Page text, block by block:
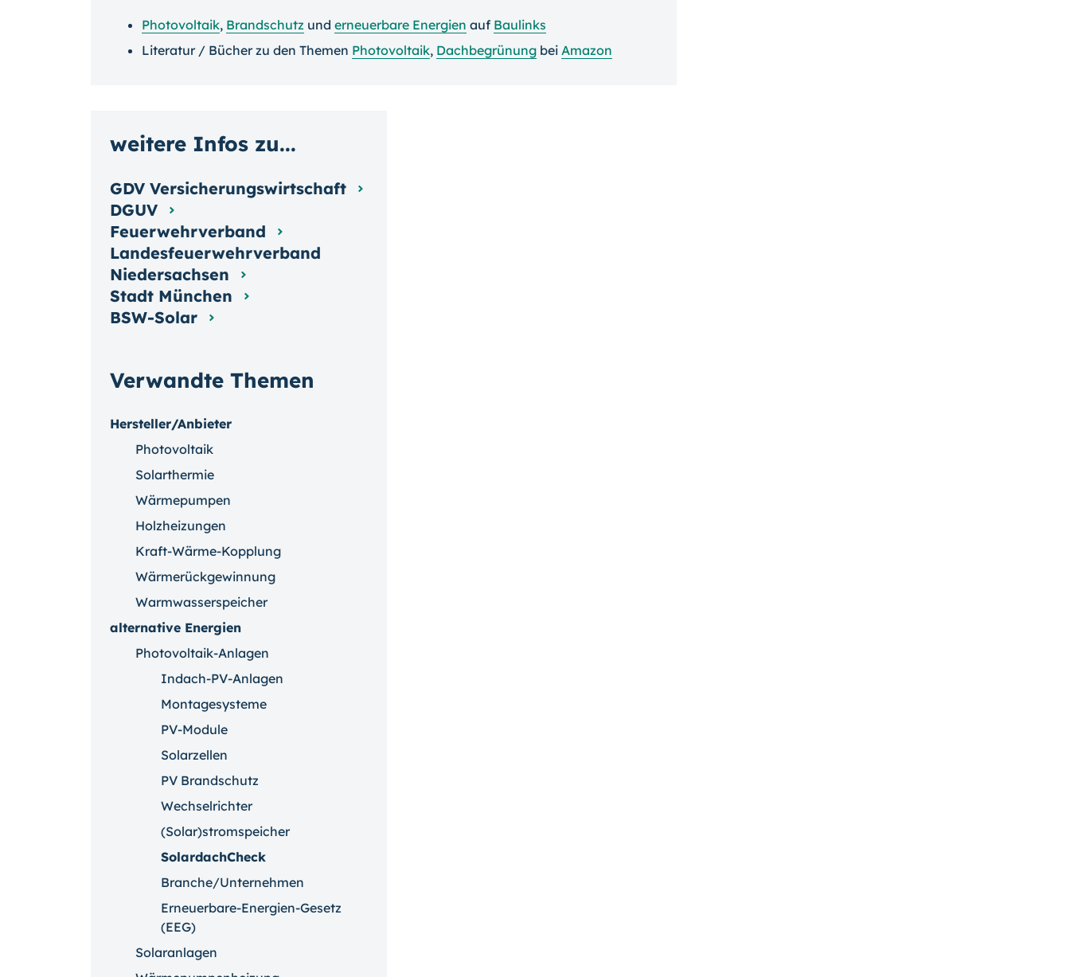
Photovoltaik, Brandschutz und erneuerbare Energien auf Baulinks
Literatur / Bücher zu den Themen Photovoltaik, Dachbegrünung bei Amazon
Verwandte Themen
Hersteller/Anbieter
Photovoltaik
Solarthermie
Wärmepumpen
Holzheizungen
Kraft-Wärme-Kopplung
Wärmerückgewinnung
Warmwasserspeicher
alternative Energien
Photovoltaik-Anlagen
Indach-PV-Anlagen
Montagesysteme
PV-Module
Solarzellen
PV Brandschutz
Wechselrichter
(Solar)stromspeicher
SolardachCheck
Branche/Unternehmen
Erneuerbare-Energien-Gesetz
(EEG)
Solaranlagen
weitere Infos zu...
GDV Versicherungswirtschaft
DGUV
Feuerwehrverband
Landesfeuerwehrverband
Niedersachsen
Stadt München
BSW-Solar